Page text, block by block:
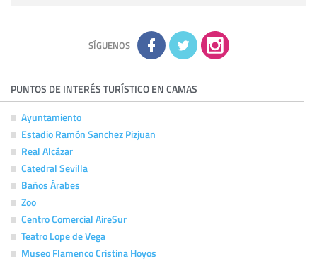
adicional y detallada sobre cómo tratamos sus datos en la
política de privacidad
SÍGUENOS
PUNTOS DE INTERÉS TURÍSTICO EN CAMAS
Ayuntamiento
Estadio Ramón Sanchez Pizjuan
Real Alcázar
Catedral Sevilla
Baños Árabes
Zoo
Centro Comercial AireSur
Teatro Lope de Vega
Museo Flamenco Cristina Hoyos